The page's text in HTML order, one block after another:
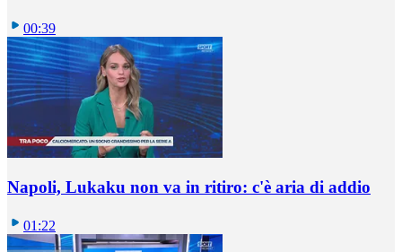
00:39
Napoli, Lukaku non va in ritiro: c'è aria di addio
01:22